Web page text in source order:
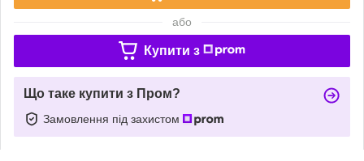
або
Купити з
Що таке купити з Пром?
Замовлення під захистом